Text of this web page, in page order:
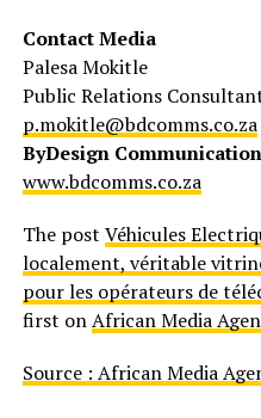
Contact Media
Palesa Mokitle
Public Relations
p.mokitle@bdcomms.co.za
ByDesign
www.bdcomms.co.za
The post Véhicules
localement, véritable
pour les opérateurs de
first onAfrican Media
Source : African Media